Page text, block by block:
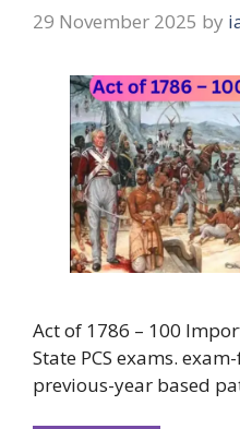
29 November 2025 by
Act of 1786 – 100
State PCS exams.
previous-year based